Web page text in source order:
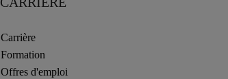
Carrière
Formation
Offres d'emploi